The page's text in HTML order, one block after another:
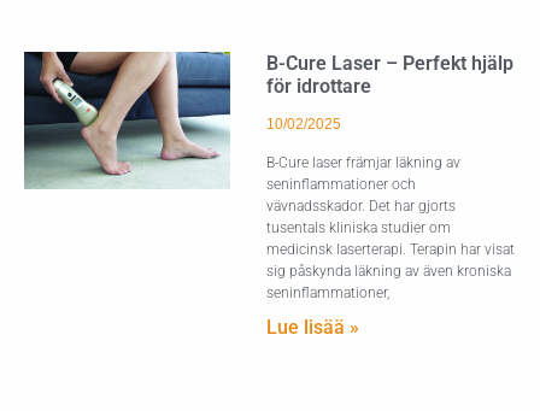
B-Cure Laser – Perfekt hjälp
för idrottare
10/02/2025
B-Cure laser främjar läkning av
seninflammationer och
vävnadsskador. Det har gjorts
tusentals kliniska studier om
medicinsk laserterapi. Terapin har visat
sig påskynda läkning av även kroniska
seninflammationer,
Lue lisää »